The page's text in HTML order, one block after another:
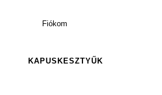
Fiókom
KAPUSKESZTYŰK